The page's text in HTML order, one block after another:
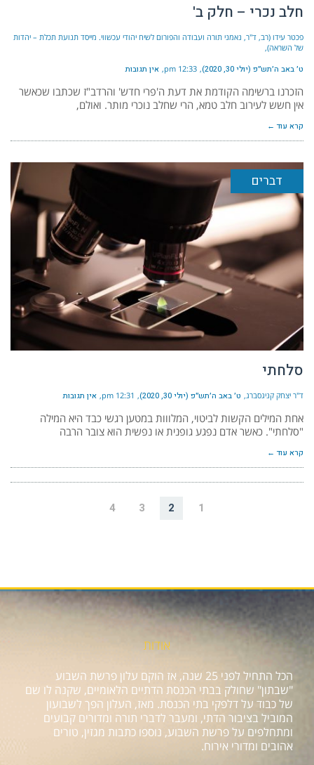
חלב נכרי – חלק ב'
פכטר עידו (רב, ד"ר, נאמני תורה ועבודה והפורום לשיח יהודי עכשווי. מייסד תנועת תכלת – יהדות
של השראה)
ט׳ באב ה׳תש״פ (יולי 30, 2020) 12:33 pm אין תגובות
הזכרנו ברשימה הקודמת את דעת ה'פרי חדש' והרדב"ז שכתבו שכאשר
אין חשש לעירוב חלב טמא, הרי שחלב נוכרי מותר. ואולם,
קרא עוד ←
דברים
סלחתי
ד"ר יצחק קניגסברג ט׳ באב ה׳תש״פ (יולי 30, 2020) 12:31 pm אין תגובות
אחת המילים הקשות לביטוי, המלווות במטען רגשי כבד היא המילה
"סלחתי". כאשר אדם נפגע גופנית או נפשית הוא צובר הרבה
קרא עוד ←
1
2
3
4
אודות
הכל התחיל לפני 25 שנה, אז הוקם עלון פרשת השבוע
"שבתון" שחולק בבתי הכנסת הדתיים הלאומיים, שקנה לו שם
של כבוד על דלפקי בתי הכנסת. מאז, העלון הפך לשבועון
המוביל בציבור הדתי, ומעבר לדברי תורה ומדורים קבועים
ומתחלפים על פרשת השבוע, נוספו כתבות מגזין, טורים
אהובים ומדורי אירוח.